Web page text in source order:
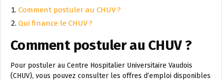
Comment postuler au CHUV ?
Qui finance le CHUV ?
Comment postuler au CHUV ?
Pour postuler au Centre Hospitalier Universitaire Vaudois
(CHUV), vous pouvez consulter les offres d’emploi disponibles